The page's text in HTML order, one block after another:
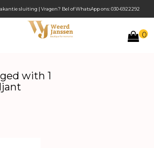
0
sluiting | Vragen? Bel of WhatsApp ons: 030-6922292
with 1